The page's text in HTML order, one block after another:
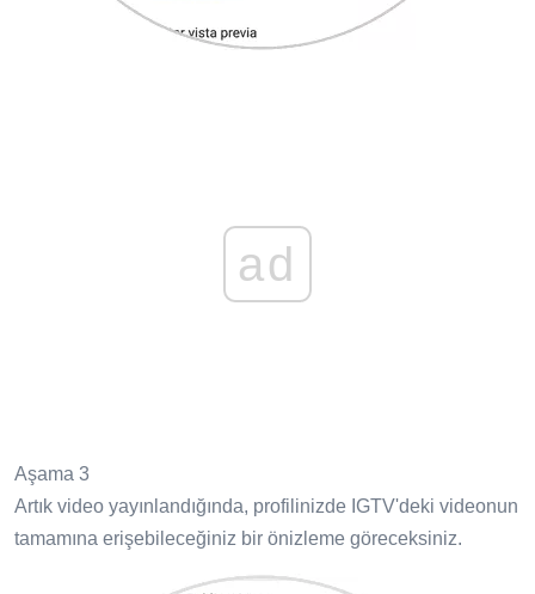
ad
Aşama 3
Artık video yayınlandığında, profilinizde IGTV'deki videonun
tamamına erişebileceğiniz bir önizleme göreceksiniz.